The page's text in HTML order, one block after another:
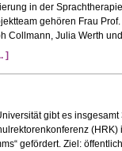
in der
gehören Frau
Collmann, Julia Werth
]
gibt es
gefördert. Ziel: